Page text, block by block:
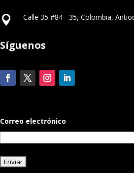
 Calle 35 #84 - 35, Colombia,
Síguenos
Correo electrónico